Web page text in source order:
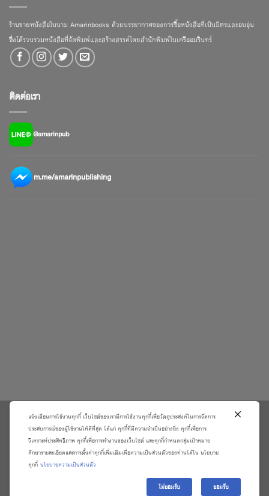
ร้านขายหนังสือในนาม Amarinbooks ด้วยบรรยากาศของการซื้อหนังสือที่เป็นมิตรและอบอุ่น
ซึ่งได้รวบรวมหนังสือที่จัดพิมพ์และสร้างสรรค์โดยสำนักพิมพ์ในเครืออมรินทร์
ติดต่อเรา
@amarinpub
m.me/amarinpublishing
\
เกี่ยวกับเรา
วิธีการสั่งซื้อสินค้าและการรับประกันสินค้า
แจ้งชำระเงิน
ติดต่อเราและร้องเรียน
แจ้งเตือนการใช้งานคุกกี้ เว็บไซต์ของเรามีการใช้งานคุกกี้เพื่อวัตถุประสงค์ในการจัดการ
ประสบการณ์ของผู้ใช้งานให้ดีที่สุด ได้แก่ คุกกี้ที่มีความจำเป็นอย่างยิ่ง คุกกี้เพื่อการ
วิเคราะห์ประสิทธิภาพ คุกกี้เพื่อการทำงานของเว็บไซต์ และคุกกี้กำหนดกลุ่มเป้าหมาย
ศึกษารายละเอียดและการตั้งค่าคุกกี้เพิ่มเติมเพื่อความเป็นส่วนตัวของท่านได้ใน นโยบาย
คุกกี้ นโยบายความเป็นส่วนตัว
ไม่ยอมรับ ยอมรับ